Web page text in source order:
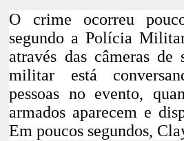
O crime ocorreu
segundo a Polícia
através das câmeras de
militar está
pessoas no evento,
armados aparecem e
Em poucos segundos,